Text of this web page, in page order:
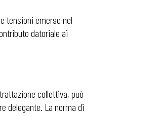
tensioni emerse nel
datoriale ai
collettiva, può
delegante. La norma di